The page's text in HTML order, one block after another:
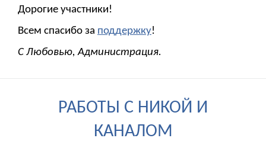
Дорогие участники!
Всем спасибо за поддержку!
С Любовью, Администрация.
РАБОТЫ С НИКОЙ И
КАНАЛОМ